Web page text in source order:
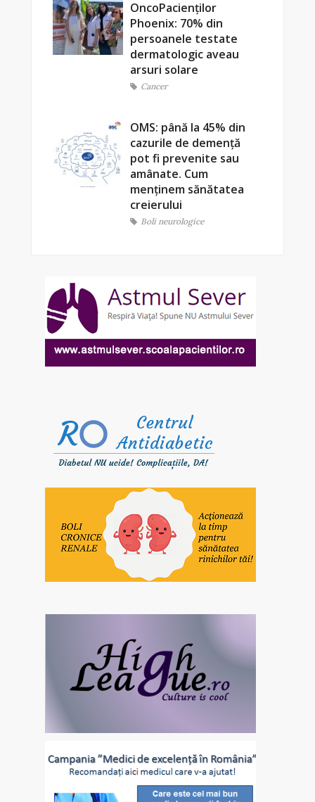
OncoPacienților
Phoenix: 70% din
persoanele testate
dermatologic aveau
arsuri solare
Cancer
OMS: până la 45% din
cazurile de demență
pot fi prevenite sau
amânate. Cum
menținem sănătatea
creierului
Boli neurologice